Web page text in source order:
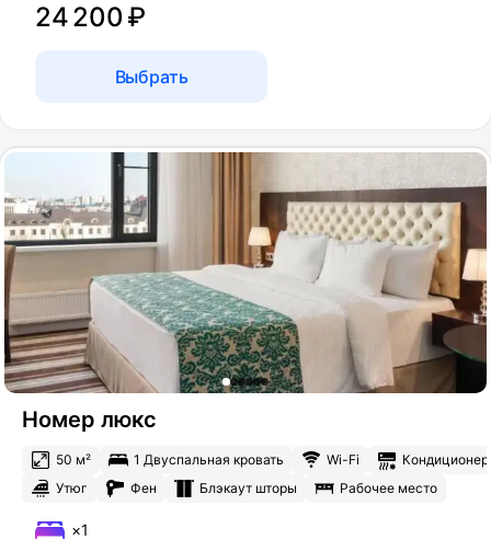
24 200 ₽
Выбрать
Номер люкс
50 м² 1 Двуспальная кровать Wi-Fi
Кондиционер
Утюг
Фен Блэкаут шторы Рабочее место
×1